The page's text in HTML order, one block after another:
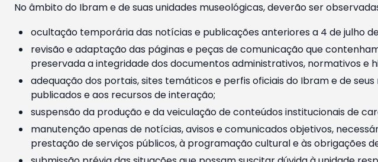
No âmbito do Ibram e de suas unidades museológicas, deverão ser
ocultação temporária das notícias e publicações anteriores a 4 de julho
revisão e adaptação das páginas e peças de comunicação que
preservada a integridade dos documentos administrativos, normativos e
adequação dos portais, sites temáticos e perfis oficiais do Ibram e de
publicados e aos recursos de interação;
suspensão da produção e da veiculação de conteúdos institucionais de
manutenção apenas de notícias, avisos e comunicados objetivos,
prestação de serviços públicos, à programação cultural e às obrigações